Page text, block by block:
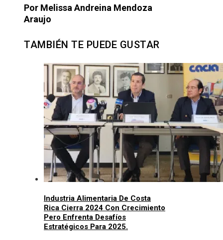
Por Melissa Andreina Mendoza
Araujo
TAMBIÉN TE PUEDE GUSTAR
Industria Alimentaria De Costa
Rica Cierra 2024 Con Crecimiento
Pero Enfrenta Desafíos
Estratégicos Para 2025.